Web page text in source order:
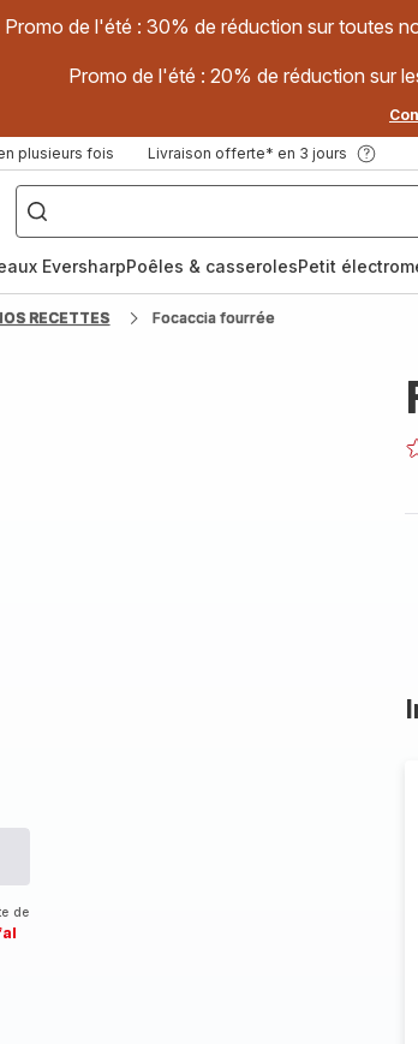
Promo de l'été : 30% de réduction sur toutes
Promo de l'été : 20% de réduction sur
plusieurs fois Livraison offerte* en 3 jours
["Poêles
inox,
Cake
Factory,
EversharpPoêles & casserolesPetit
RECETTES Focaccia fourrée
de